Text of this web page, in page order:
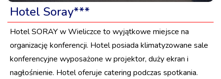
Hotel Soray***
Hotel SORAY w Wieliczce to wyjątkowe miejsce na
organizację konferencji. Hotel posiada klimatyzowane sale
konferencyjne wyposażone w projektor, duży ekran i
nagłośnienie. Hotel oferuje catering podczas spotkania.